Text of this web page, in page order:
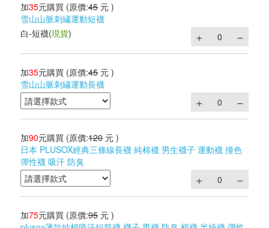
加35元購買 (原價:45 元 )
雪山山脈刺繡運動短襪
白-短襪(現貨)
加35元購買 (原價:45 元 )
雪山山脈刺繡運動長襪
加90元購買 (原價:120 元 )
日本 PLUSOX經典三條線長襪 純棉襪 男生襪子 運動襪 撞色
彈性襪 吸汗 防臭
加75元購買 (原價:95 元 )